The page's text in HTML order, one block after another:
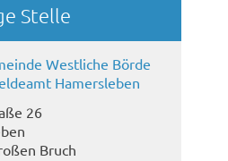
Stelle
Westliche Börde
Hamersleben
26
Bruch